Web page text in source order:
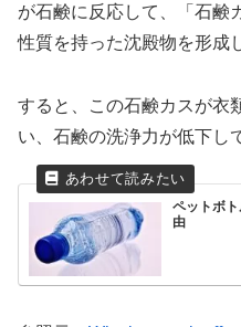
が石鹸に反応して、「石鹸
性質を持った沈殿物を形成
すると、この石鹸カスが衣
い、石鹸の洗浄力が低下し
ペットボ
由